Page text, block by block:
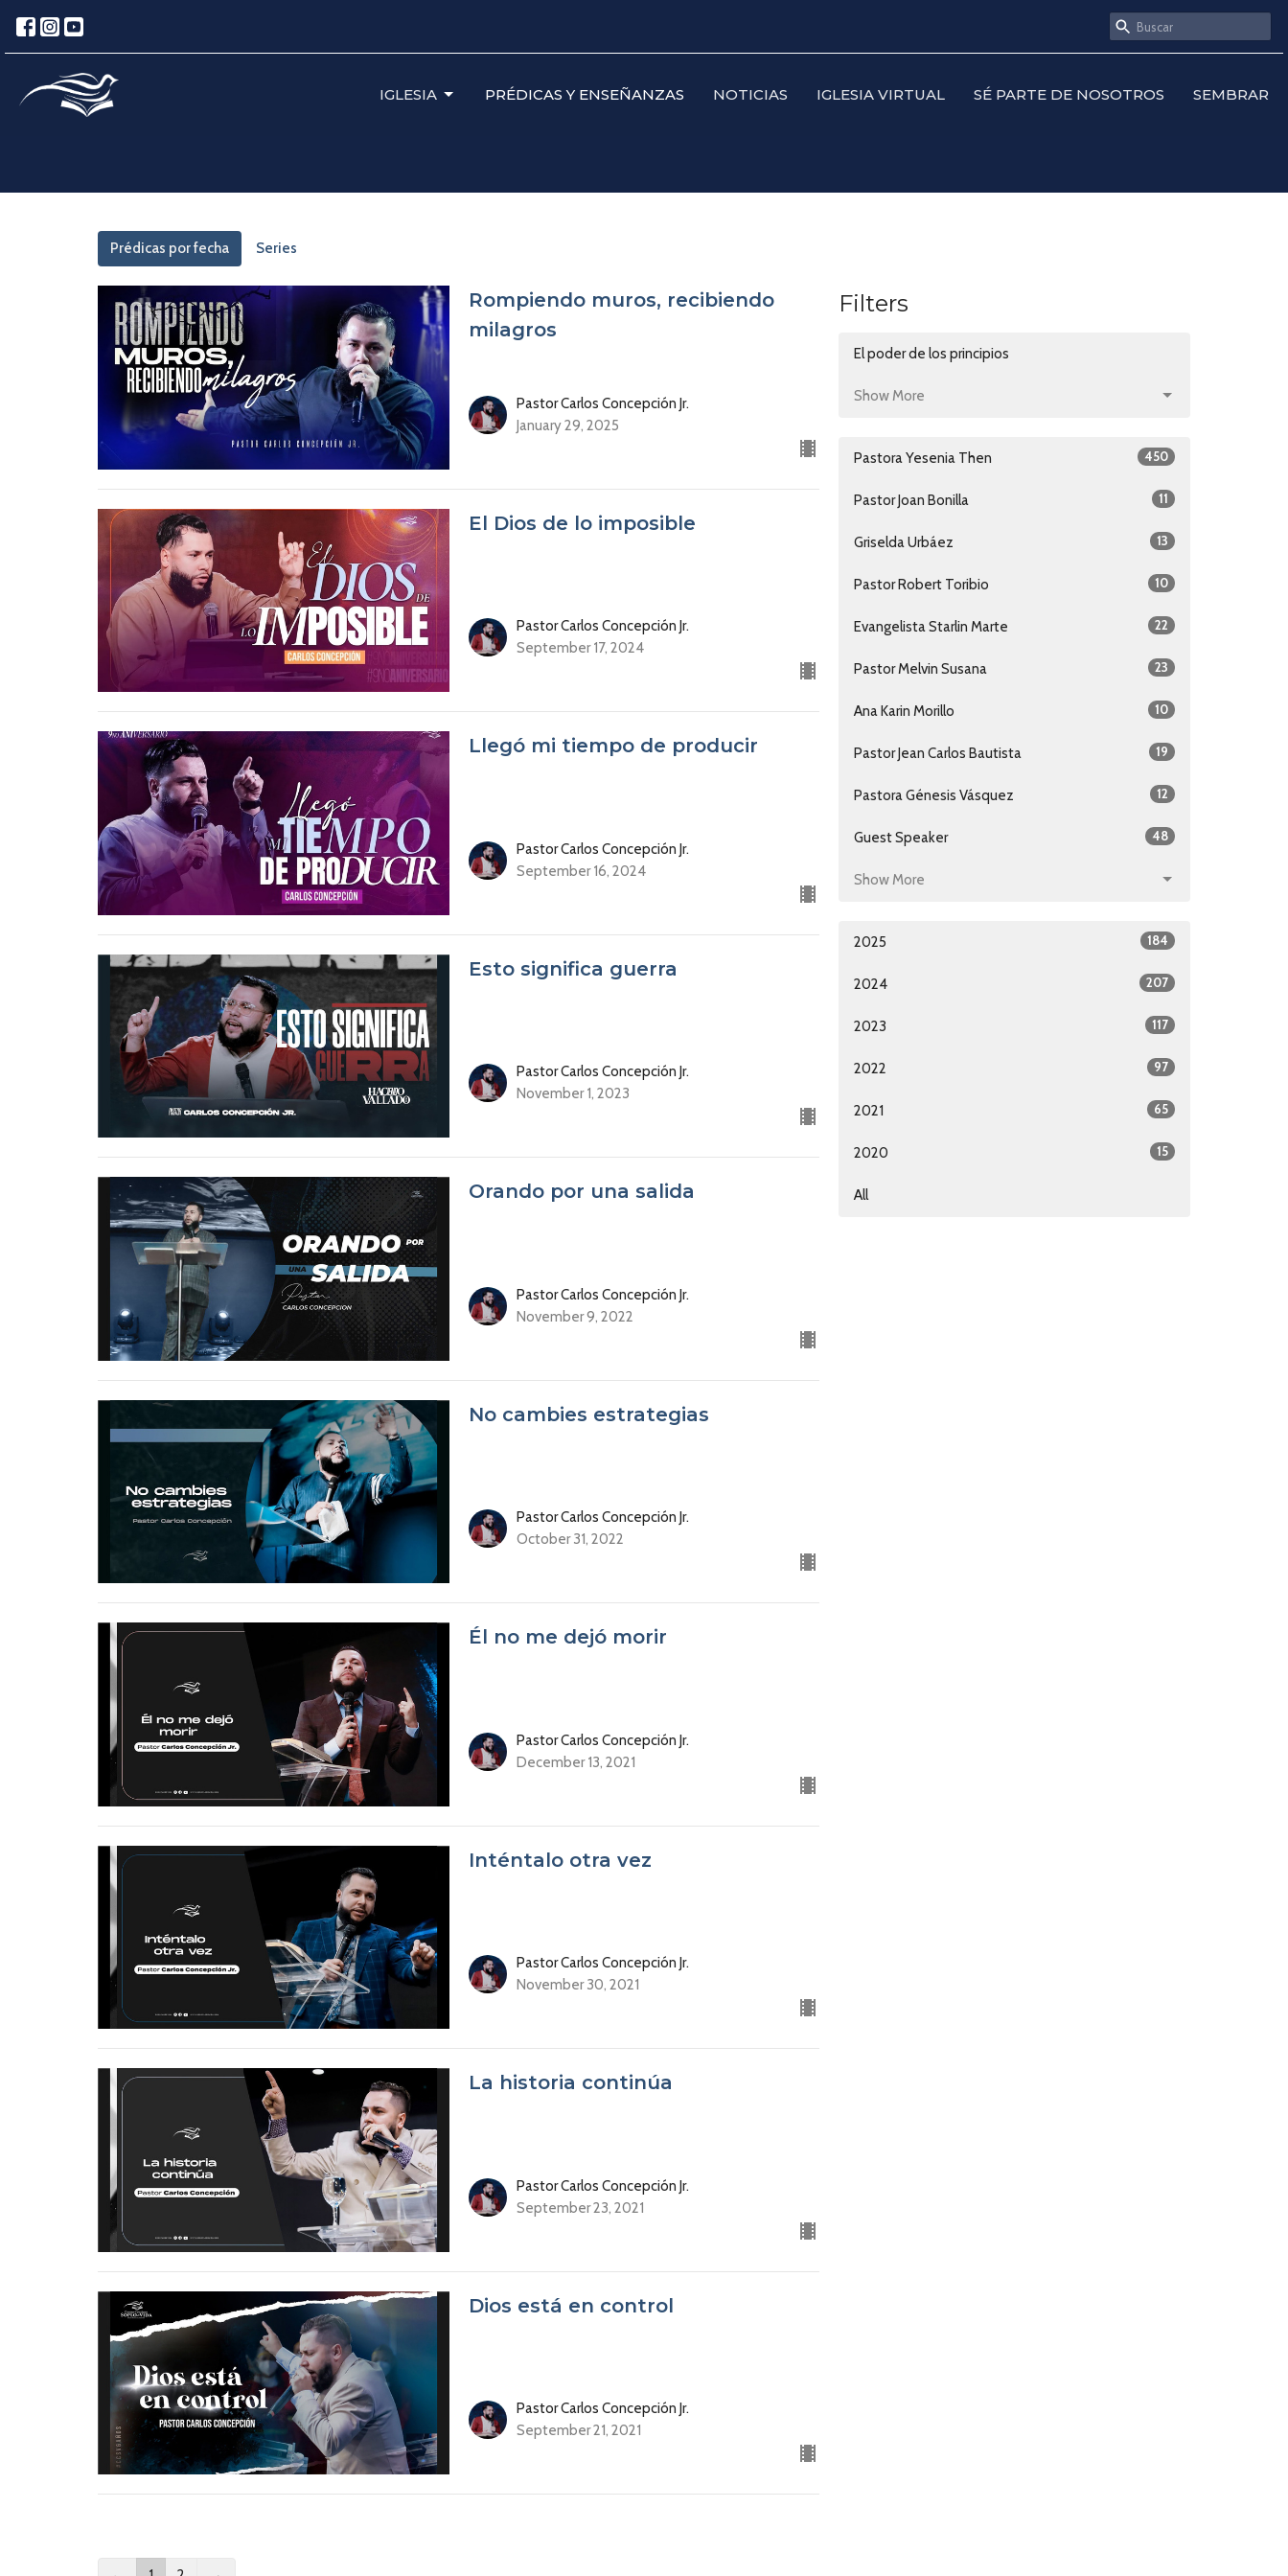
IGLESIA PRÉDICAS Y ENSEÑANZAS NOTICIAS IGLESIA VIRTUAL SÉ PARTE DE NOSOTROS SEMBRAR
Prédicas por fecha Series
Rompiendo muros, recibiendo
milagros
Pastor Carlos Concepción Jr.
January 29, 2025
El Dios de lo imposible
Pastor Carlos Concepción Jr.
September 17, 2024
Llegó mi tiempo de producir
Pastor Carlos Concepción Jr.
September 16, 2024
Esto significa guerra
Pastor Carlos Concepción Jr.
November 1, 2023
Orando por una salida
Pastor Carlos Concepción Jr.
November 9, 2022
No cambies estrategias
Pastor Carlos Concepción Jr.
October 31, 2022
Él no me dejó morir
Pastor Carlos Concepción Jr.
December 13, 2021
Inténtalo otra vez
Pastor Carlos Concepción Jr.
November 30, 2021
La historia continúa
Pastor Carlos Concepción Jr.
September 23, 2021
Dios está en control
Pastor Carlos Concepción Jr.
September 21, 2021
Filters
El poder de los principios
Show More
Pastora Yesenia Then 450
Pastor Joan Bonilla 11
Griselda Urbáez 13
Pastor Robert Toribio 10
Evangelista Starlin Marte 22
Pastor Melvin Susana 23
Ana Karin Morillo 10
Pastor Jean Carlos Bautista 19
Pastora Génesis Vásquez 12
Guest Speaker 48
Show More
2025 184
2024 207
2023 117
2022 97
2021 65
2020 15
All